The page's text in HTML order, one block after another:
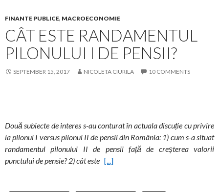
FINANTE PUBLICE, MACROECONOMIE
CÂT ESTE RANDAMENTUL
PILONULUI I DE PENSII?
SEPTEMBER 15, 2017 NICOLETA CIURILA 10 COMMENTS
Două subiecte de interes s-au conturat în actuala discuție cu privire
la pilonul I versus pilonul II de pensii din România: 1) cum s-a situat
randamentul pilonului II de pensii față de creșterea valorii
punctului de pensie? 2) cât este [...]